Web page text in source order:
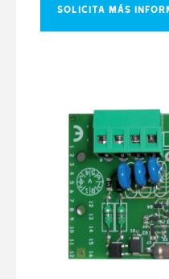
Solicita más